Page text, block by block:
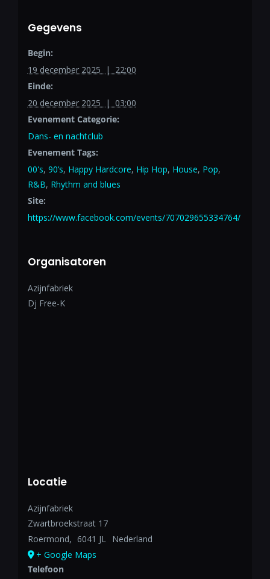
Gegevens
Begin:
19 december 2025 | 22:00
Einde:
20 december 2025 | 03:00
Evenement Categorie:
Dans- en nachtclub
Evenement Tags:
00's, 90’s, Happy Hardcore, Hip Hop, House, Pop,
R&B, Rhythm and blues
Site:
https://www.facebook.com/events/707029655334764/
Organisatoren
Azijnfabriek
Dj Free-K
Locatie
Azijnfabriek
Zwartbroekstraat 17
Roermond, 6041 JL Nederland
+ Google Maps
Telefoon